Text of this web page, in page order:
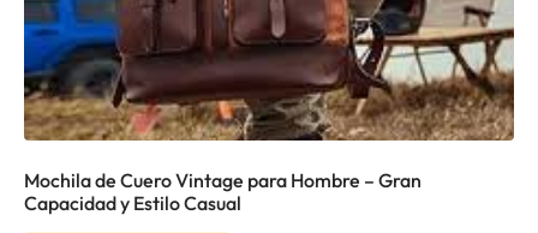
Mochila de Cuero Vintage para Hombre – Gran
Capacidad y Estilo Casual